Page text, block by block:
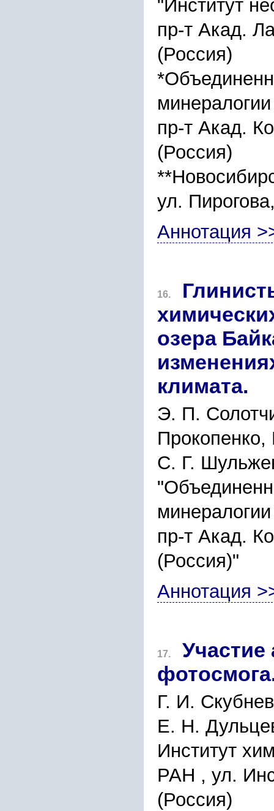
"Институт
пр-т Акад.
(Россия)
пр-т Акад.
(Россия)
ул.
Аннотация
16.
озера
климата.
Э. П.
С. Г.
пр-т Акад.
(Россия)"
Аннотация
17.
Участие
Г. И.
Е. Н.
Институт
РАН , ул.
(Россия)